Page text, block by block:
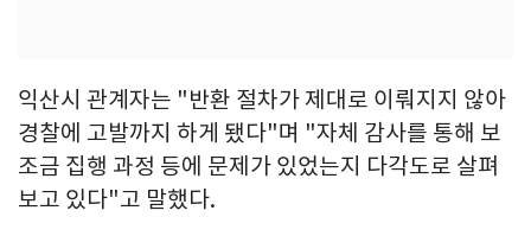
익산시 관계자는 "반환 절차가 제대로 이뤄지지 않아
경찰에 고발까지 하게 됐다"며 "자체 감사를 통해 보
조금 집행 과정 등에 문제가 있었는지 다각도로 살펴
보고 있다"고 말했다.